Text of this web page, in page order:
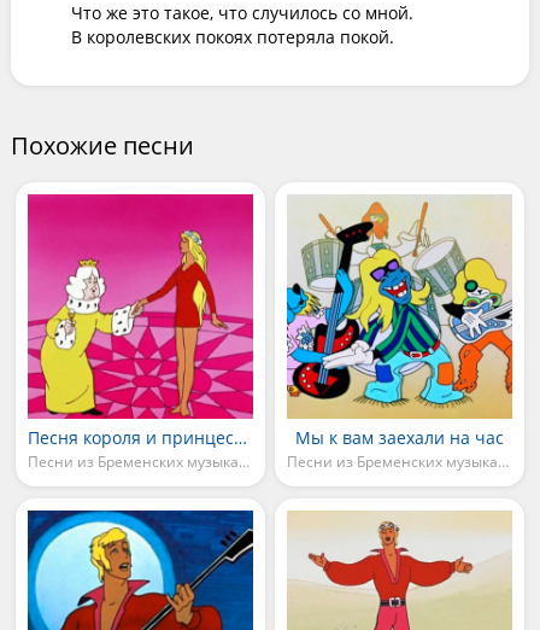
Что же это такое, что случилось со мной.
В королевских покоях потеряла покой.
Похожие песни
Песня короля и принцессы
Песни из Бременских музыкантов
Мы к вам заехали на час
Песни из Бременских музыкантов